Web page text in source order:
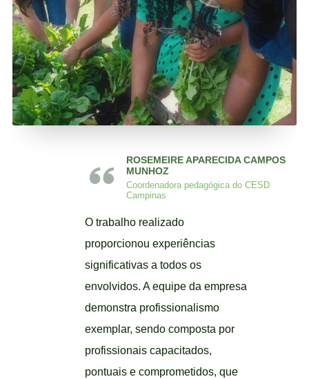
KARLA LOPES BECK
Pedagoga e professora da rede
municipal de Campinas
A experiência com a ZumZum
Verde foi excelente. Agora o
espaço é ocupado porque tem,
além da horta, outras opções
para brincadeiras e exploração
em contato com a fauna e flora.
Um sonho realizado!
ROSEMEIRE APARECIDA CAMPOS
MUNHOZ
Coordenadora pedagógica do CESD
Campinas
O trabalho realizado
proporcionou experiências
significativas a todos os
envolvidos. A equipe da empresa
demonstra profissionalismo
exemplar, sendo composta por
profissionais capacitados,
pontuais e comprometidos, que